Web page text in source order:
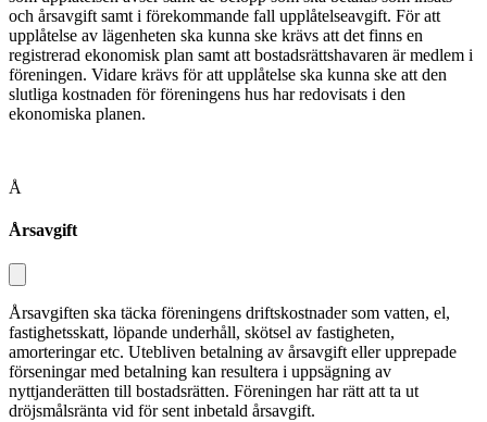
och årsavgift samt i förekommande fall upplåtelseavgift. För att
upplåtelse av lägenheten ska kunna ske krävs att det finns en
registrerad ekonomisk plan samt att bostadsrättshavaren är medlem i
föreningen. Vidare krävs för att upplåtelse ska kunna ske att den
slutliga kostnaden för föreningens hus har redo­visats i den
ekonomiska planen.
Å
Årsavgift
Årsavgiften ska täcka föreningens driftskostnader som vatten, el,
fastig­hetsskatt, löpande underhåll, skötsel av fastigheten,
amorteringar etc. Utebliven betalning av årsavgift eller upprepade
förseningar med betalning kan resultera i uppsägning av
nyttjanderätten till bostadsrätten. Föreningen har rätt att ta ut
dröjsmålsränta vid för sent inbetald årsavgift.